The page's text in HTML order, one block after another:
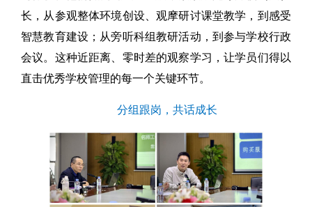
长，从参观整体环境创设、观摩研讨课堂教学，到感受
智慧教育建设；从旁听科组教研活动，到参与学校行政
会议。这种近距离、零时差的观察学习，让学员们得以
直击优秀学校管理的每一个关键环节。
分组跟岗，共话成长